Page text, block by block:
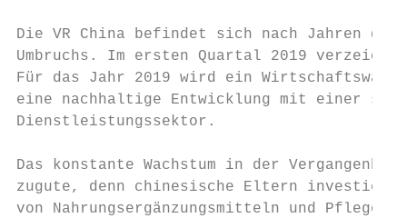
Die VR China befindet sich nach Jahren
Umbruchs. Im ersten Quartal 2019
Für das Jahr 2019 wird ein
eine nachhaltige Entwicklung mit einer
Dienstleistungssektor.
Das konstante Wachstum in der
zugute, denn chinesische Eltern
von Nahrungsergänzungsmitteln und